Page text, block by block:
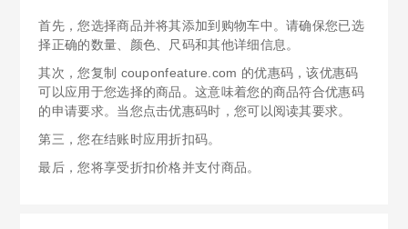
首先，您选择商品并将其添加到购物车中。请确保您已选
择正确的数量、颜色、尺码和其他详细信息。
其次，您复制 couponfeature.com 的优惠码，该优惠码
可以应用于您选择的商品。这意味着您的商品符合优惠码
的申请要求。当您点击优惠码时，您可以阅读其要求。
第三，您在结账时应用折扣码。
最后，您将享受折扣价格并支付商品。